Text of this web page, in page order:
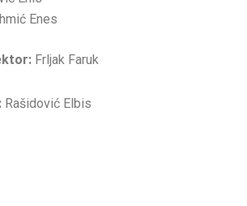
Enes
Frljak Faruk
Rašidović Elbis